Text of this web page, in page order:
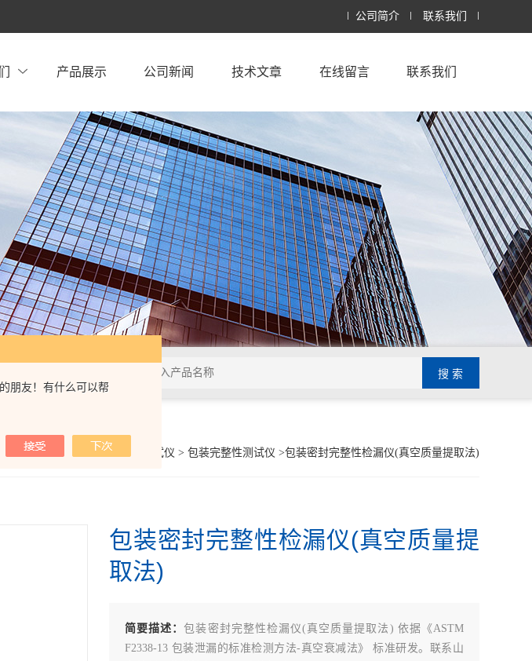
朋友！有什么可以帮
公司简介 联系我们
产品展示 公司新闻 技术文章 在线留言 联系我们
置：首页 产品展示> 密封测试仪 > 包装完整性测试仪 >包装密封完整性检漏仪(真空质量提取法)
包装密封完整性检漏仪(真空质量提
取法)
简要描述：包装密封完整性检漏仪(真空质量提取法) 依据《ASTM
F2338-13 包装泄漏的标准检测方法-真空衰减法》 标准研发。联系山